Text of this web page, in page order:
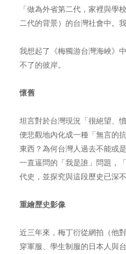
「做為外省第二代，家裡與學
二代的背景）的台灣社會中。
我想起了《梅獨游台灣海峽》
不了的彼岸。
懷舊
坦言對於台灣現況「很絕望、
便悲觀地內化成一種「無言的
東西？為何台灣人過去不能或
一直逼問的「我是誰」問題，
代史，並探究與這段歷史已深
重繪歷史影像
近三年來，梅丁衍從網拍（他
穿軍服、學生制服的日本人與